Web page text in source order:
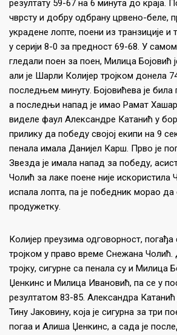
резултату 59-67 на 6 минута до краја.
чврсту и добру одбрану црвено-беле,
украдене лопте, поени из транзиције и
у серији 8-0 за предност 69-68. У
гледали поен за поен, Милица Бојовић
али је Шарли Колијер тројком донела
последњем минуту. Бојовићева је била
а последњи напад је имао Рамат
виделе фаул Александре Катанић у
прилику да победу својој екипи на 9
пенала имала Данијел Карш. Прво је
Звезда је имала напад за победу,
Чолић за лаке поене није искористила
испала лопта, па је победник морао да
продужетку.
Колијер преузима одговорност, погађа
тројком у право време Снежана
тројку, сигурне са пенала су и Милица
Џенкинс и Милица Ивановић, па се у
резултатом 83-85. Александра Катанић
Тину Јаковину, која је сигурна за три
погаа и Алиша Џенкинс, а сада је